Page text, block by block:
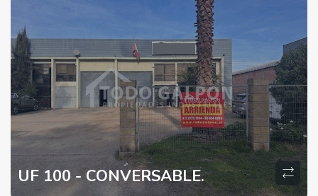
UF 100 - CONVERSABLE.